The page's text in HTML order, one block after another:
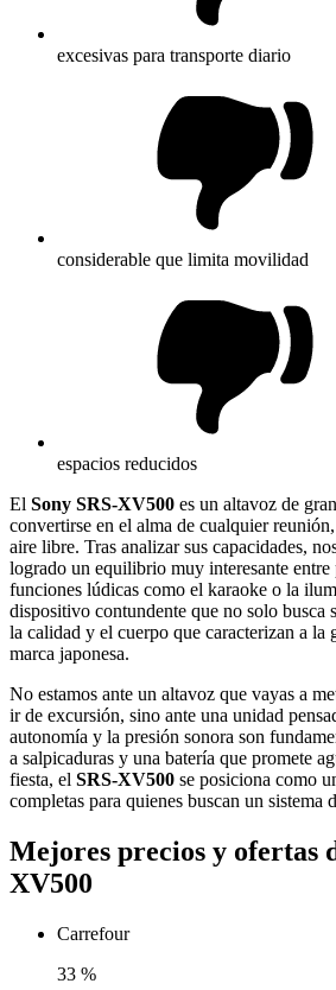
excesivas para transporte diario
considerable que limita movilidad
espacios reducidos
El Sony SRS-XV500 es un altavoz de
convertirse en el alma de cualquier
aire libre. Tras analizar sus capacidades,
logrado un equilibrio muy interesante entre
funciones lúdicas como el karaoke o la
dispositivo contundente que no solo busca
la calidad y el cuerpo que caracterizan a la
marca japonesa.
No estamos ante un altavoz que vayas a
ir de excursión, sino ante una unidad
autonomía y la presión sonora son
a salpicaduras y una batería que promete
fiesta, el SRS-XV500 se posiciona como
completas para quienes buscan un sistema
Mejores precios y ofertas
XV500
Carrefour
33 %